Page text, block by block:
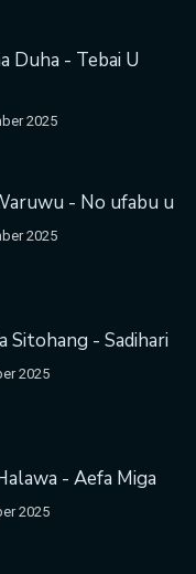
Duha - Tebai U
2025
- No ufabu u
2025
Sitohang - Sadihari
2025
- Aefa Miga
2025